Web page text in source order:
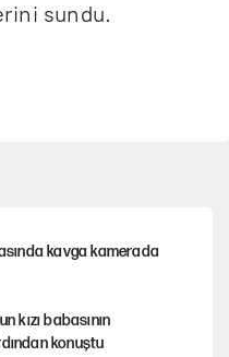
sundu.
kavga kamerada
kızı babasının
konuştu